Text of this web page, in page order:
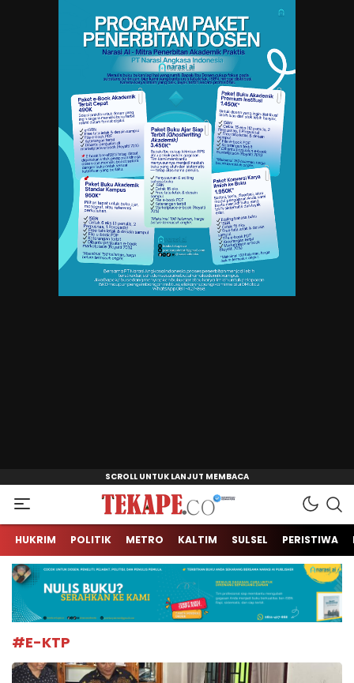
Tekape.co
Jendela Informasi Kita
HUKRIM POLITIK METRO KALTIM SULSEL PERISTIWA
#E-KTP